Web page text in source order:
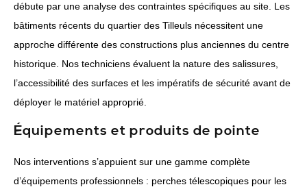
débute par une analyse des contraintes spécifiques au site. Les
bâtiments récents du quartier des Tilleuls nécessitent une
approche différente des constructions plus anciennes du centre
historique. Nos techniciens évaluent la nature des salissures,
l’accessibilité des surfaces et les impératifs de sécurité avant de
déployer le matériel approprié.
Équipements et produits de pointe
Nos interventions s’appuient sur une gamme complète
d’équipements professionnels : perches télescopiques pour les